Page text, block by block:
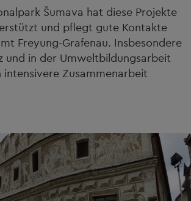
Šumava hat diese Projekte
und pflegt gute Kontakte
Freyung-Grafenau. Insbesondere
und in der Umweltbildungsarbeit
Zusammenarbeit